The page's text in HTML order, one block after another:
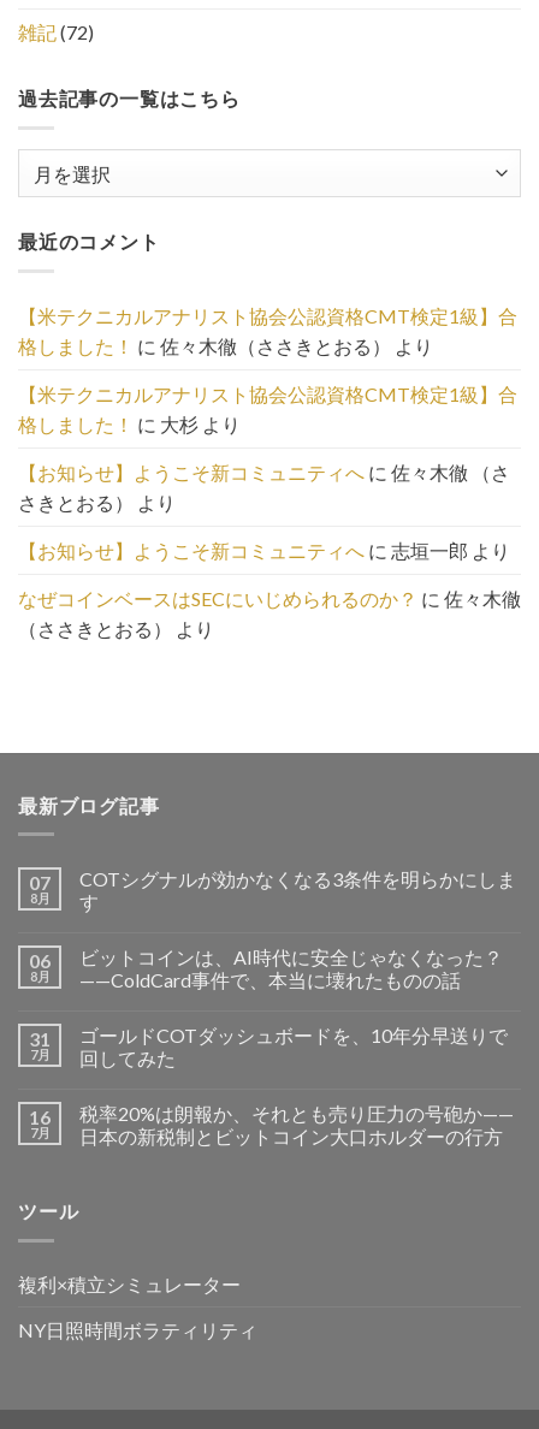
雑記(72)
過去記事の一覧はこちら
事
の
覧
は
こ
ち
ら
最近のコメント
【米テクニカルアナリスト協会公認資格CMT検定1級】合
格しました！ に 佐々木徹（ささきとおる） より
【米テクニカルアナリスト協会公認資格CMT検定1級】合
格しました！ に 大杉 より
【お知らせ】ようこそ新コミュニティへ に 佐々木徹 （さ
さきとおる）
より
【お知らせ】ようこそ新コミュニティへ に 志垣一郎 より
なぜコインベースはSECにいじめられるのか？ に 佐々木徹
（ささきとおる）
より
最新ブログ記事
07
8月
COTシグナルが効かなくなる3条件を明らかにしま
す
06
8月
ビットコインは、AI時代に安全じゃなくなった？
——ColdCard事件で、本当に壊れたものの話
31
7月
ゴールドCOTダッシュボードを、10年分早送りで
回してみた
16
7月
税率20%は朗報か、それとも売り圧力の号砲か——
日本の新税制とビットコイン大口ホルダーの行方
ツール
複利×積立シミュレーター
NY日照時間ボラティリティ